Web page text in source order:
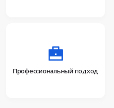
Профессиональный подход